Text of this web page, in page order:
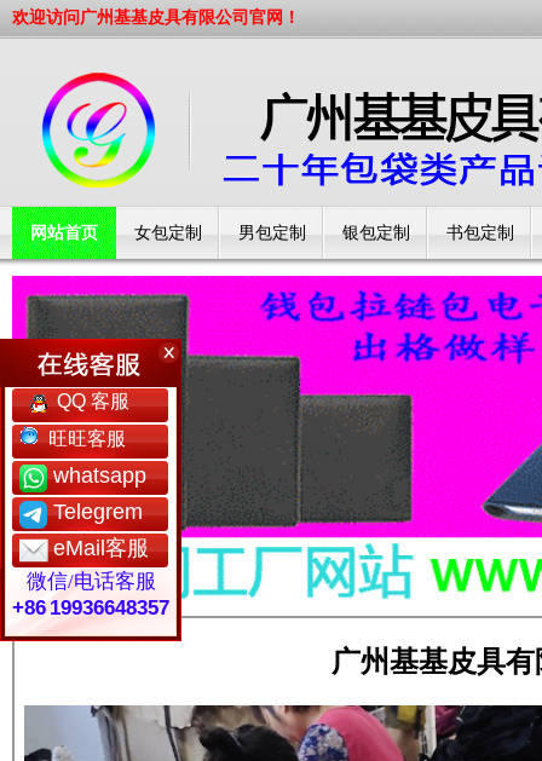
欢迎访问广州基基皮具有限公司官网！
网站首页 女包定制 男包定制 银包定制 书包定制
工厂简介
QQ 客服
旺旺客服
whatsapp
Telegrem
eMail客服
微信/电话客服
+86 19936648357